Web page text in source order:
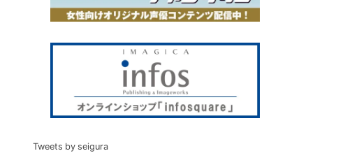
Tweets by seigura